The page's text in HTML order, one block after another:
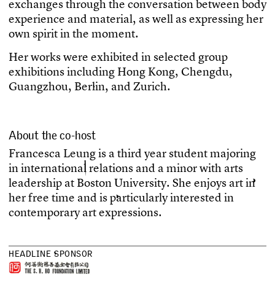
exchangesthroughthe conversationbetweenbody
experience andmaterial, aswell asexpressingher
own spiritinthe moment.
Herworkswere exhibitedin selected group
exhibitionsincluding Hong Kong, Chengdu,
Guangzhou, Berlin, andZurich.
About the co-host
Francesca Leungis a thirdyear studentmajoring
ininternationalrelations and a minorwith arts
leadership at BostonUniversity. She enjoys artin
herfree time andisparticularlyinterestedin
contemporary artexpressions.
HEADL INE SPONSOR